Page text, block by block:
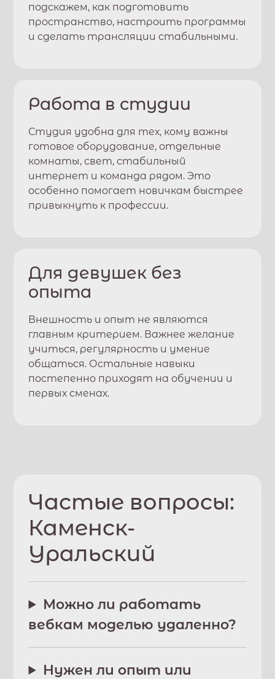
подскажем, как подготовить
пространство, настроить программы
и сделать трансляции стабильными.
Работа в студии
Студия удобна для тех, кому важны
готовое оборудование, отдельные
комнаты, свет, стабильный
интернет и команда рядом. Это
особенно помогает новичкам быстрее
привыкнуть к профессии.
Для девушек без
опыта
Внешность и опыт не являются
главным критерием. Важнее желание
учиться, регулярность и умение
общаться. Остальные навыки
постепенно приходят на обучении и
первых сменах.
Частые вопросы:
Каменск-
Уральский
Можно ли работать
вебкам моделью удаленно?
Нужен ли опыт или